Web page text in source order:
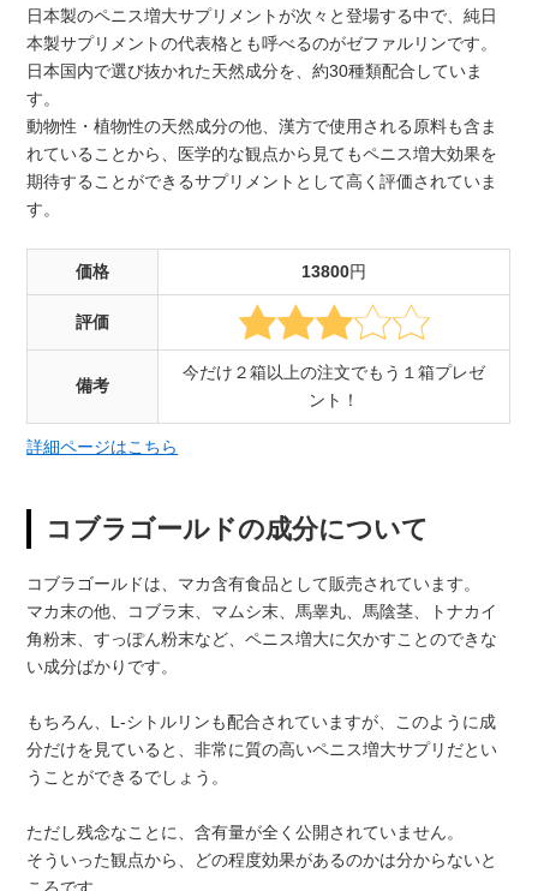
日本製のペニス増大サプリメントが次々と登場する中で、純日
本製サプリメントの代表格とも呼べるのがゼファルリンです。
日本国内で選び抜かれた天然成分を、約30種類配合していま
す。
動物性・植物性の天然成分の他、漢方で使用される原料も含ま
れていることから、医学的な観点から見てもペニス増大効果を
期待することができるサプリメントとして高く評価されていま
す。
価格 13800円
評価
備考
今だけ２箱以上の注文でもう１箱プレゼ
ント！
詳細ページはこちら
コブラゴールドの成分について
コブラゴールドは、マカ含有食品として販売されています。
マカ末の他、コブラ末、マムシ末、馬睾丸、馬陰茎、トナカイ
角粉末、すっぽん粉末など、ペニス増大に欠かすことのできな
い成分ばかりです。
もちろん、L-シトルリンも配合されていますが、このように成
分だけを見ていると、非常に質の高いペニス増大サプリだとい
うことができるでしょう。
ただし残念なことに、含有量が全く公開されていません。
そういった観点から、どの程度効果があるのかは分からないと